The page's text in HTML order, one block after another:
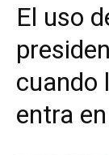
El uso
cuando
entra